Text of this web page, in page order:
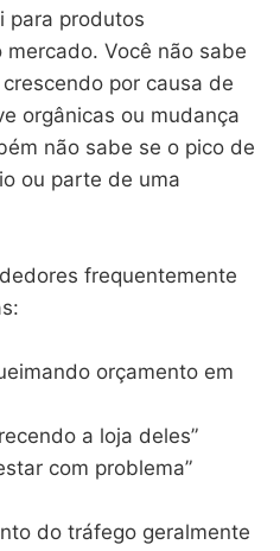
para produtos
Você não sabe
por causa de
orgânicas ou mudança
não sabe se o pico de
ou parte de uma
frequentemente
orçamento em
a loja deles”
com problema”
do tráfego geralmente